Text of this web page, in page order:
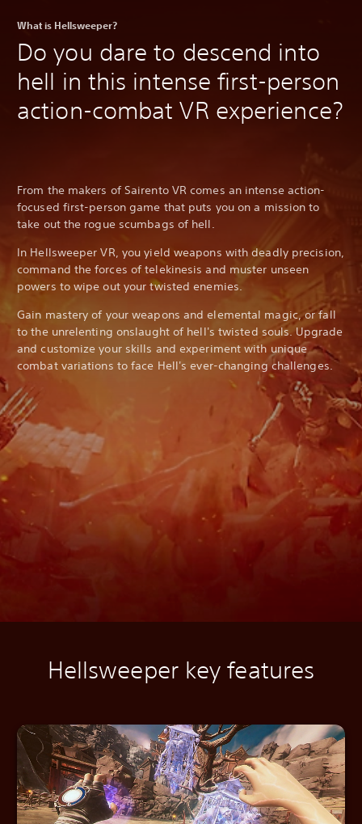
What is Hellsweeper?
Do you dare to descend into
hell in this intense first-person
action-combat VR experience?
From the makers of Sairento VR comes an intense action-
focused first-person game that puts you on a mission to
take out the rogue scumbags of hell.
In Hellsweeper VR, you yield weapons with deadly precision,
command the forces of telekinesis and muster unseen
powers to wipe out your twisted enemies.
Gain mastery of your weapons and elemental magic, or fall
to the unrelenting onslaught of hell's twisted souls. Upgrade
and customize your skills and experiment with unique
combat variations to face Hell's ever-changing challenges.
Hellsweeper key features